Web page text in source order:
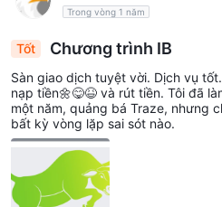
Trong vòng 1 năm
Tốt Chương trình IB
Sàn giao dịch tuyệt vời. Dịch vụ
nạp tiền🌼😋😆 và rút tiền. Tôi đã
một năm, quảng bá Traze, nhưng
bất kỳ vòng lặp sai sót nào.